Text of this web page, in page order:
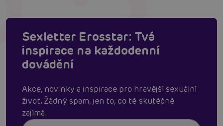
Sexletter Erosstar: Tvá
inspirace na každodenní
dovádění
Akce, novinky a inspirace pro hravější sexuální
život. Žádný spam, jen to, co tě skutěčně
zajímá.